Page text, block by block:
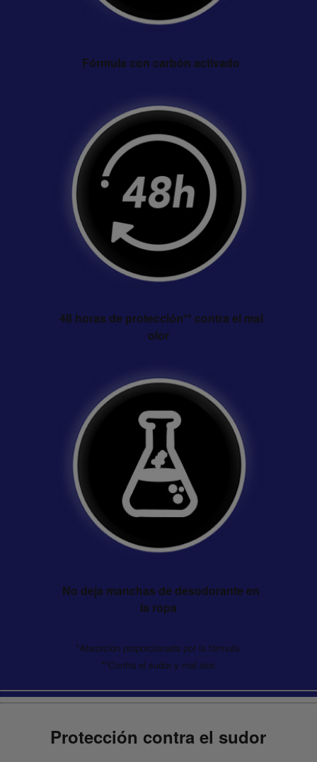
Fórmula con carbón activado
48 horas de protección** contra el mal
olor
No deja manchas de desodorante en
la ropa
*Absorción proporcionada por la fórmula.
**Contra el sudor y mal olor.
Protección contra el sudor